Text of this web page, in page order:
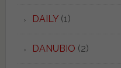
DAILY(1)
DANUBIO (2)